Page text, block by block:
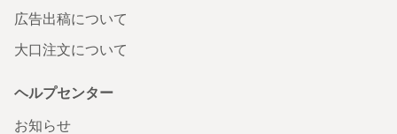
広告出稿について
大口注文について
ヘルプセンター
お知らせ